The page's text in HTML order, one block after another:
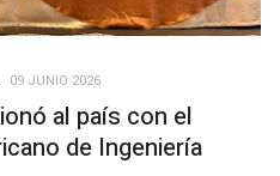
09 JUNIO 2026
al país con el
de Ingeniería